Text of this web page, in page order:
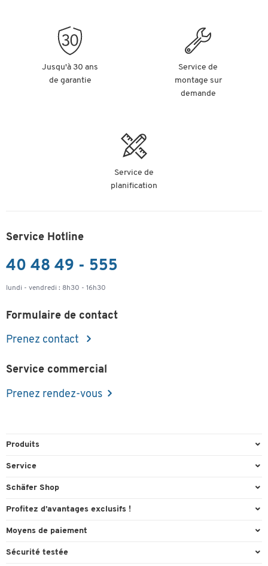
Jusqu'à 30 ans
de garantie
Service de
montage sur
demande
Service de
planification
Service Hotline
40 48 49 - 555
lundi - vendredi : 8h30 - 16h30
Formulaire de contact
Prenez contact
Service commercial
Prenez rendez-vous
Produits
Emballage et expédition
Fournitures de bureau
Mobilier de bureau
Nettoyage et hygiène
Service
Aperçu des n° de tél.
FAQ
Formulaire de contact
Schäfer Shop
A propos
Profitez d’avantages exclusifs !
Cadeau de bienvenue
Moyens de paiement
Paypal
Sécurité testée